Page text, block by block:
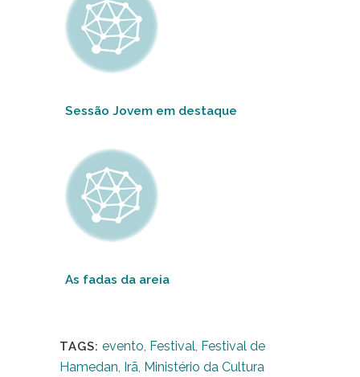
Sessão Jovem em destaque
As fadas da areia
TAGS: evento, Festival, Festival de
Hamedan, Irã, Ministério da Cultura